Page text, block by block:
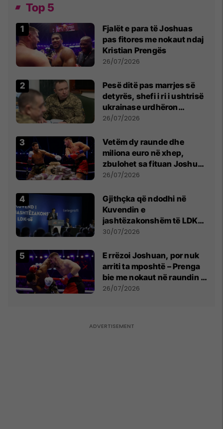
Top 5
Fjalët e para të Joshuas
pas fitores me nokaut ndaj
Kristian Prengës
26/07/2026
Pesë ditë pas marrjes së
detyrës, shefi i ri i ushtrisë
ukrainase urdhëron
kontroll të madh
26/07/2026
Vetëm dy raunde dhe
miliona euro në xhep,
zbulohet sa fituan Joshua
e Prenga
26/07/2026
Gjithçka që ndodhi në
Kuvendin e
jashtëzakonshëm të LDK-
së
30/07/2026
E rrëzoi Joshuan, por nuk
arriti ta mposhtë – Prenga
bie me nokaut në raundin e
dytë
26/07/2026